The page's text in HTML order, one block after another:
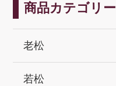
商品カテゴリー
老松
若松